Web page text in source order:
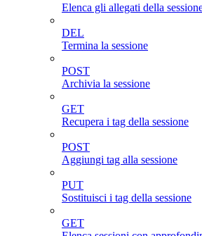
Elenca gli allegati della
DEL
Termina la sessione
POST
Archivia la sessione
GET
Recupera i tag della sessione
POST
Aggiungi tag alla sessione
PUT
Sostituisci i tag della sessione
GET